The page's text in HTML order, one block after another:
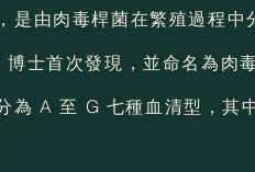
科技打造日常巔峰狀態
約
是由肉毒桿菌在繁殖過程
士首次發現，並命名為肉
為 A 至 G 七種血清型，其